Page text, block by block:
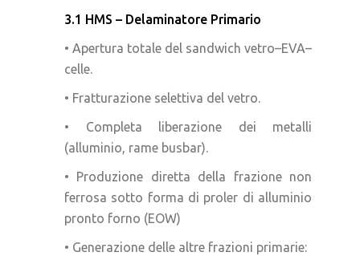
3.1 HMS – Delaminatore Primario
• Apertura totale del sandwich vetro–EVA–
celle.
• Fratturazione selettiva del vetro.
• Completa liberazione dei metalli
(alluminio, rame busbar).
• Produzione diretta della frazione non
ferrosa sotto forma di proler di alluminio
pronto forno (EOW)
• Generazione delle altre frazioni primarie: